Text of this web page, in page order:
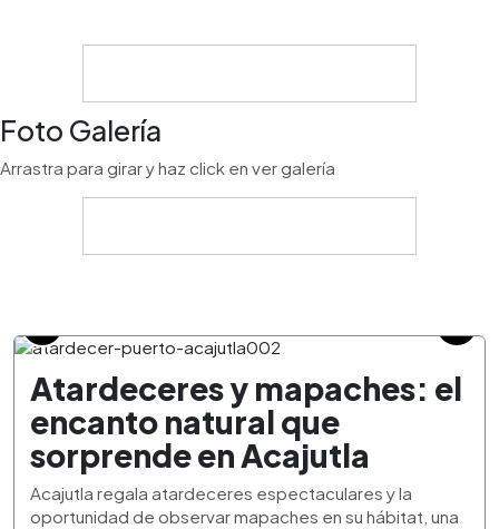
Foto Galería
Arrastra para girar y haz click en ver galería
Atardeceres y mapaches: el
encanto natural que
sorprende en Acajutla
Acajutla regala atardeceres espectaculares y la
oportunidad de observar mapaches en su hábitat, una